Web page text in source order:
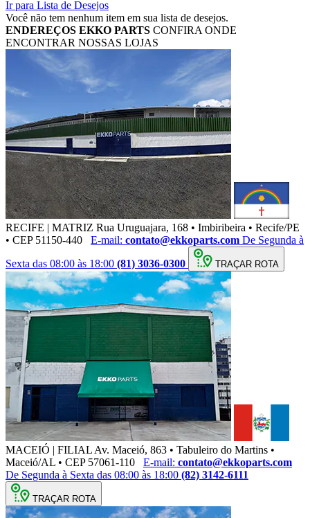
Ir para Lista de Desejos
Você não tem nenhum item em sua lista de desejos.
ENDEREÇOS EKKO PARTS CONFIRA ONDE
ENCONTRAR NOSSAS LOJAS
RECIFE | MATRIZ Rua Uruguajara, 168 • Imbiribeira • Recife/PE
• CEP 51150-440
E-mail: contato@ekkoparts.com De Segunda à
Sexta das 08:00 às 18:00 (81) 3036-0300 TRAÇAR ROTA
MACEIÓ | FILIAL Av. Maceió, 863 • Tabuleiro do Martins •
Maceió/AL • CEP 57061-110
E-mail: contato@ekkoparts.com
De Segunda à Sexta das 08:00 às 18:00 (82) 3142-6111
TRAÇAR ROTA